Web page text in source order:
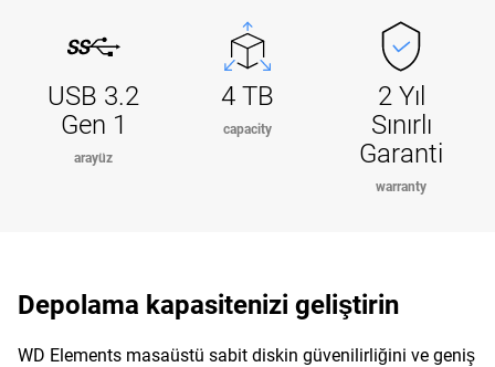
USB 3.2
Gen 1
arayüz
4 TB
capacity
2 Yıl
Sınırlı
Garanti
warranty
Depolama kapasitenizi geliştirin
WD Elements masaüstü sabit diskin güvenilirliğini ve geniş